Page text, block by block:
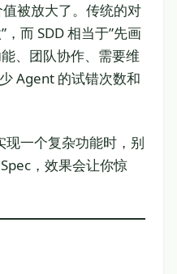
被放大了。传统的对
而 SDD 相当于”先画
、团队协作、需要维
Agent 的试错次数和
一个复杂功能时，别
，效果会让你惊